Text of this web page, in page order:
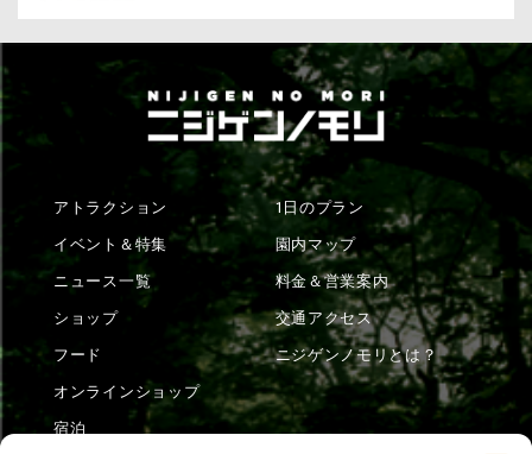
アトラクション
イベント＆特集
ニュース一覧
ショップ
フード
オンラインショップ
宿泊
1日のプラン
園内マップ
料金＆営業案内
交通アクセス
ニジゲンノモリとは？